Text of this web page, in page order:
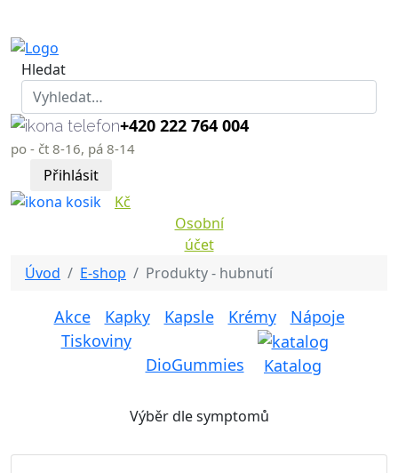
Hledat
+420 222 764 004
po - čt 8-16, pá 8-14
Přihlásit
Kč
Osobní
účet
Úvod
E-shop Produkty - hubnutí
Akce Kapky Kapsle Krémy
Nápoje
Tiskoviny
DioGummies
Katalog
Výběr dle symptomů